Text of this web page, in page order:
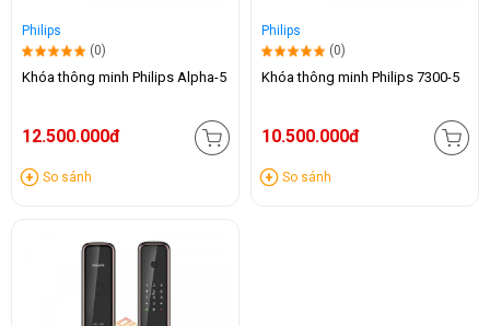
Philips
(0)
Khóa thông minh Philips Alpha-5
12.500.000đ
So sánh
Philips
(0)
Khóa thông minh Philips 7300-5
10.500.000đ
So sánh